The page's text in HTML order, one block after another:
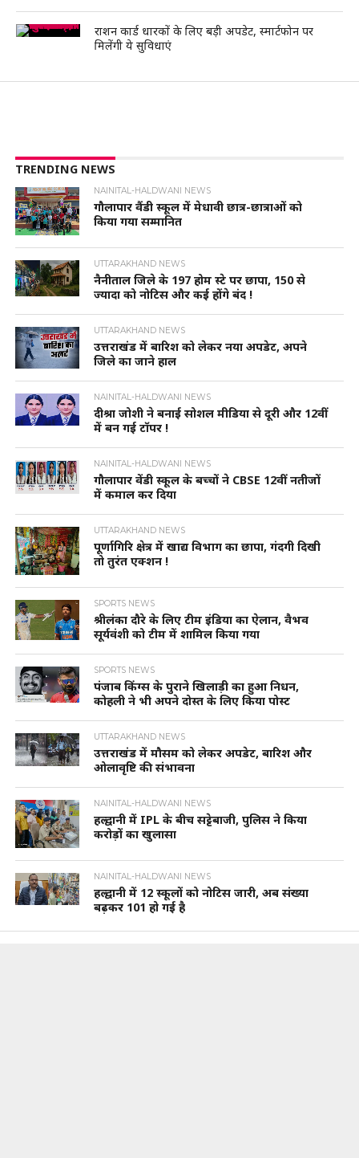
राशन कार्ड धारकों के लिए बड़ी अपडेट, स्मार्टफोन पर
मिलेंगी ये सुविधाएं
TRENDING NEWS
NAINITAL-HALDWANI NEWS
गौलापार वैंडी स्कूल में मेधावी छात्र-छात्राओं को
किया गया सम्मानित
UTTARAKHAND NEWS
नैनीताल जिले के 197 होम स्टे पर छापा, 150 से
ज्यादा को नोटिस और कई होंगे बंद !
UTTARAKHAND NEWS
उत्तराखंड में बारिश को लेकर नया अपडेट, अपने
जिले का जाने हाल
NAINITAL-HALDWANI NEWS
दीश्रा जोशी ने बनाई सोशल मीडिया से दूरी और 12वीं
में बन गई टॉपर !
NAINITAL-HALDWANI NEWS
गौलापार वेंडी स्कूल के बच्चों ने CBSE 12वीं नतीजों
में कमाल कर दिया
UTTARAKHAND NEWS
पूर्णागिरि क्षेत्र में खाद्य विभाग का छापा, गंदगी दिखी
तो तुरंत एक्शन !
SPORTS NEWS
श्रीलंका दौरे के लिए टीम इंडिया का ऐलान, वैभव
सूर्यवंशी को टीम में शामिल किया गया
SPORTS NEWS
पंजाब किंग्स के पुराने खिलाड़ी का हुआ निधन,
कोहली ने भी अपने दोस्त के लिए किया पोस्ट
UTTARAKHAND NEWS
उत्तराखंड में मौसम को लेकर अपडेट, बारिश और
ओलावृष्टि की संभावना
NAINITAL-HALDWANI NEWS
हल्द्वानी में IPL के बीच सट्टेबाजी, पुलिस ने किया
करोड़ों का खुलासा
NAINITAL-HALDWANI NEWS
हल्द्वानी में 12 स्कूलों को नोटिस जारी, अब संख्या
बढ़कर 101 हो गई है